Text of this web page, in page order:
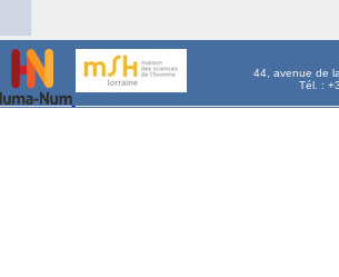
44, avenue de
Tél. :